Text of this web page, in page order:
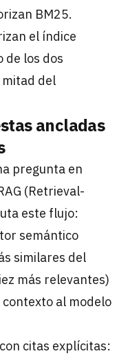
BM25.
el índice
de los dos
mitad del
ancladas
pregunta en
(Retrieval-
este flujo:
semántico
similares del
más relevantes)
contexto al modelo
citas explícitas: